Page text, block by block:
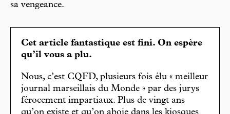
sa vengeance.
Cet article fantastique est fini. On espère
qu’il vous a plu.
Nous, c’est CQFD, plusieurs fois élu « meilleur
journal marseillais du Monde » par des jurys
férocement impartiaux. Plus de vingt ans